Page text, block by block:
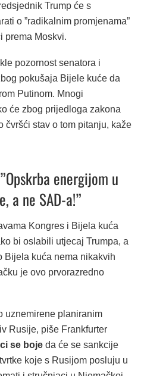
Trump će s
o ”radikalnim promjenama”
prema Moskvi.
pozornost senatora i
pokušaja Bijele kuće da
Putinom. Mnogi
će zbog prijedloga zakona
čvršći stav o tom pitanju, kaže
energijom u
a ne SAD-a!”
Kongres i Bijela kuća
bi oslabili utjecaj Trumpa, a
Bijela kuća nema nikakvih
je ovo prvorazredno
uznemirene planiranim
Rusije, piše Frankfurter
se boje da će se sankcije
koje s Rusijom posluju u